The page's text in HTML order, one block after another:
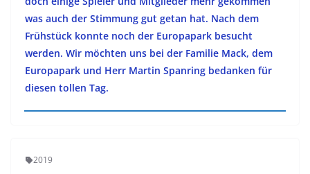
was auch der Stimmung gut getan hat. Nach dem
Frühstück konnte noch der Europapark besucht
werden. Wir möchten uns bei der Familie Mack, dem
Europapark und Herr Martin Spanring bedanken für
diesen tollen Tag.
2019